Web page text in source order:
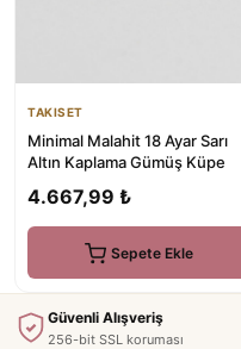
TAKISET
Minimal Malahit 18 Ayar Sarı
Altın Kaplama Gümüş Küpe
4.667,99 ₺
Sepete Ekle
Güvenli Alışveriş
256-bit SSL koruması